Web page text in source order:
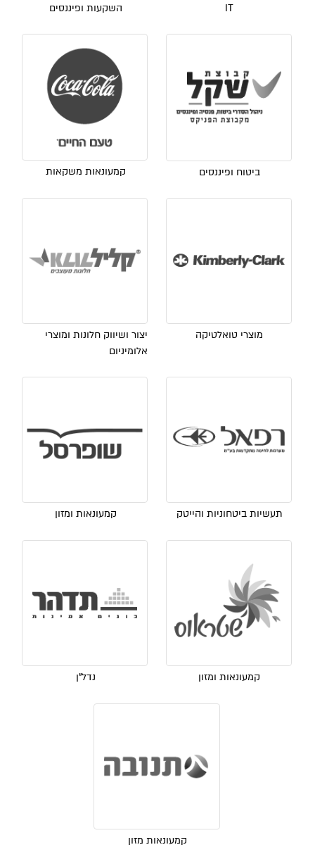
IT השקעות ופיננסים
ביטוח ופיננסים קמעונאות משקאות
מוצרי טואלטיקה
יצור ושיווק חלונות ומוצרי
אלומיניום
תעשיות ביטחוניות והייטק קמעונאות ומזון
קמעונאות ומזון נדל"ן
קמעונאות מזון